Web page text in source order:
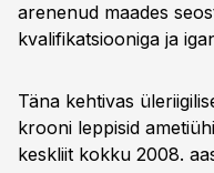
arenenud maades
kvalifikatsiooniga ja
Täna kehtivas
krooni leppisid
keskliit kokku 2008.